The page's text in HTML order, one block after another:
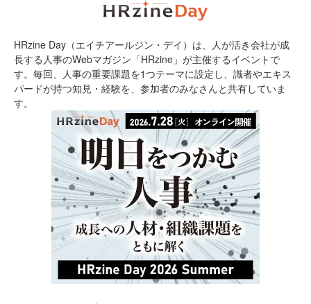
HRzine Day（エイチアールジン・デイ）は、人が活き会社が成
長する人事のWebマガジン「HRzine」が主催するイベントで
す。毎回、人事の重要課題を1つテーマに設定し、識者やエキス
パードが持つ知見・経験を、参加者のみなさんと共有していま
す。